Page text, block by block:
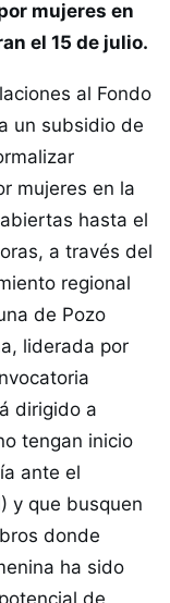
mujeres en
el 15 de julio.
al Fondo
un subsidio de
mujeres en la
hasta el
a través del
regional
de Pozo
liderada por
dirigido a
tengan inicio
ante el
y que busquen
donde
ha sido
de